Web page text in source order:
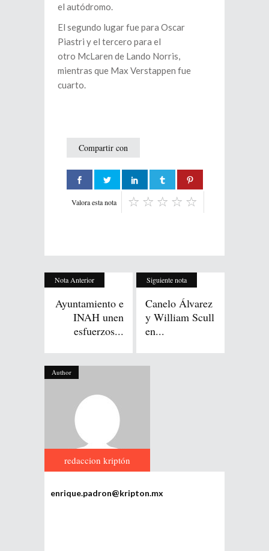
el autódromo.
El segundo lugar fue para Oscar
Piastri y el tercero para el
otro McLaren de Lando Norris,
mientras que Max Verstappen fue
cuarto.
Compartir con
Valora esta nota
Nota Anterior
Ayuntamiento e
INAH unen
esfuerzos...
Siguiente nota
Canelo Álvarez
y William Scull
en...
Author
redaccion kriptón
enrique.padron@kripton.mx